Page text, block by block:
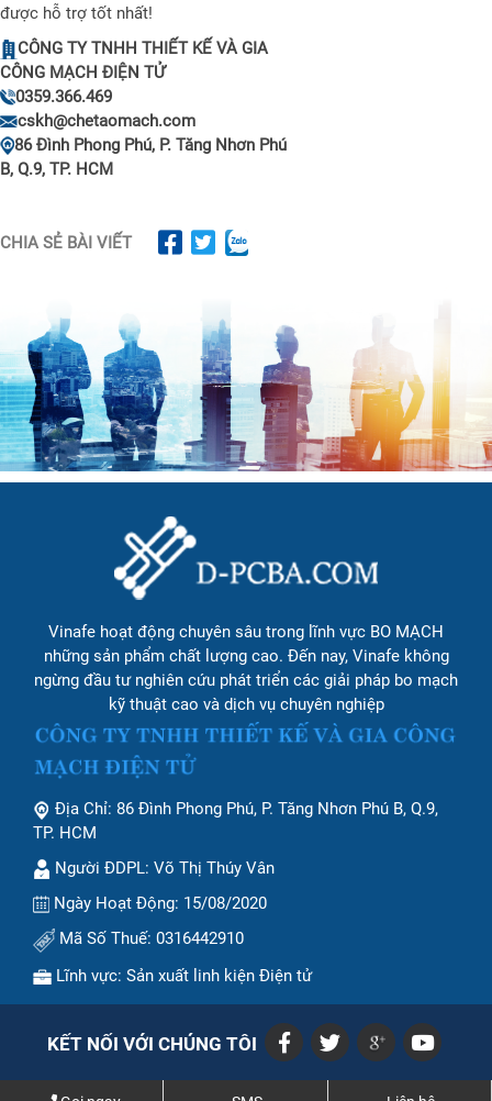
được hỗ trợ tốt nhất!
CÔNG TY TNHH THIẾT KẾ VÀ GIA
CÔNG MẠCH ĐIỆN TỬ
0359.366.469
cskh@chetaomach.com
86 Đình Phong Phú, P. Tăng Nhơn Phú
B, Q.9, TP. HCM
CHIA SẺ BÀI VIẾT
Vinafe hoạt động chuyên sâu trong lĩnh vực BO MẠCH
những sản phẩm chất lượng cao. Đến nay, Vinafe không
ngừng đầu tư nghiên cứu phát triển các giải pháp bo mạch
kỹ thuật cao và dịch vụ chuyên nghiệp
Địa Chỉ: 86 Đình Phong Phú, P. Tăng Nhơn Phú B, Q.9,
TP. HCM
Người ĐDPL: Võ Thị Thúy Vân
Ngày Hoạt Động: 15/08/2020
Mã Số Thuế: 0316442910
Lĩnh vực: Sản xuất linh kiện Điện tử
KẾT NỐI VỚI CHÚNG TÔI